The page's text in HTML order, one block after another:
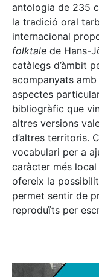
antologia de 235
la tradició oral
internacional
folktale de Hans-
catàlegs d’àmbit
acompanyats
aspectes
bibliogràfic que
altres versions
d’altres territoris.
vocabulari per a
caràcter més
ofereix la
permet sentir de
reproduïts per